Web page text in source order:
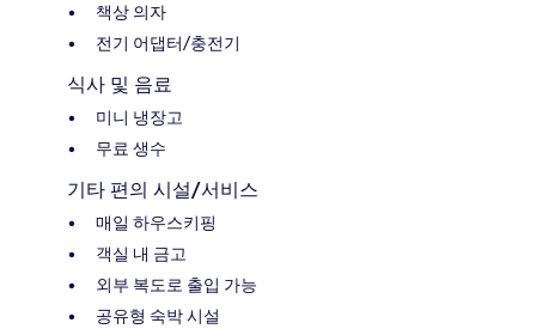
책상 의자
전기 어댑터/충전기
식사 및 음료
미니 냉장고
무료 생수
기타 편의 시설/서비스
매일 하우스키핑
객실 내 금고
외부 복도로 출입 가능
공유형 숙박 시설